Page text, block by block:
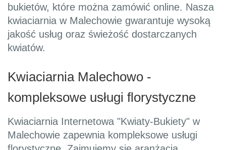
bukietów, które można zamówić online. Nasza
kwiaciarnia w Malechowie gwarantuje wysoką
jakość usług oraz świeżość dostarczanych
kwiatów.
Kwiaciarnia Malechowo -
kompleksowe usługi florystyczne
Kwiaciarnia Internetowa "Kwiaty-Bukiety" w
Malechowie zapewnia kompleksowe usługi